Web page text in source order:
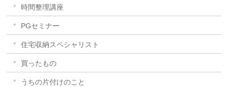
時間整理講座
PGセミナー
住宅収納スペシャリスト
買ったもの
うちの片付けのこと